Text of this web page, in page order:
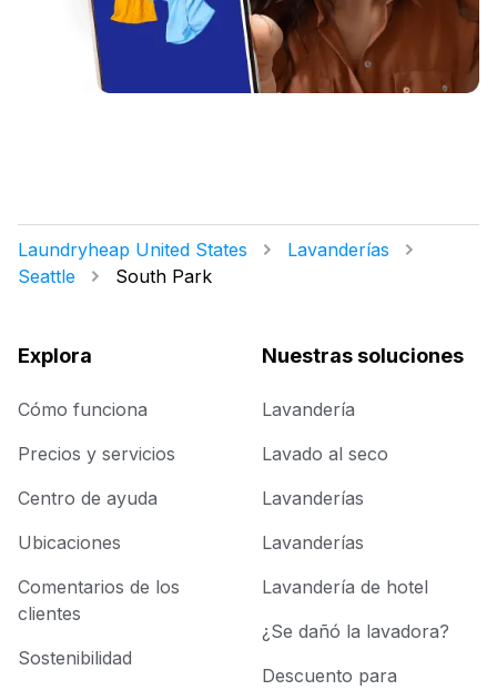
Laundryheap United States
Lavanderías
Seattle
South Park
Explora
Cómo funciona
Precios y servicios
Centro de ayuda
Ubicaciones
Comentarios de los
clientes
Sostenibilidad
Nuestras soluciones
Lavandería
Lavado al seco
Lavanderías
Lavanderías
Lavandería de hotel
¿Se dañó la lavadora?
Descuento para